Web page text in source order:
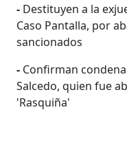
- Destituyen a la
Caso Pantalla, por
sancionados
- Confirman
Salcedo, quien fue
'Rasquiña'